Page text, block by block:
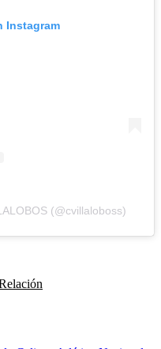
Instagram
(@cvillaloboss)